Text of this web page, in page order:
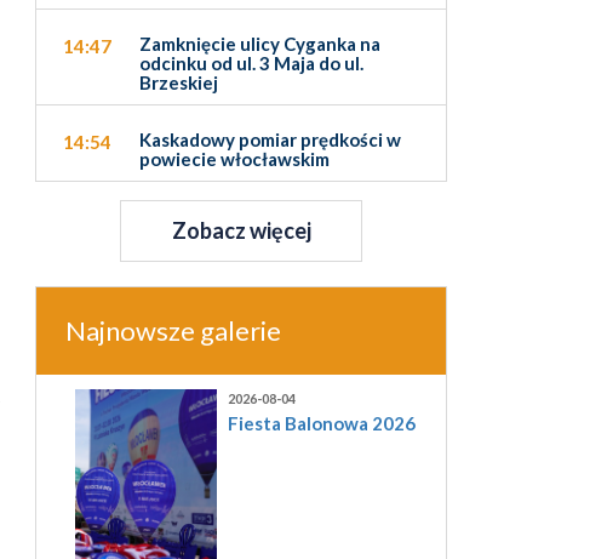
14:47
Zamknięcie ulicy Cyganka na
odcinku od ul. 3 Maja do ul.
Brzeskiej
14:54
Kaskadowy pomiar prędkości w
powiecie włocławskim
Zobacz więcej
Najnowsze galerie
2026-08-04
Fiesta Balonowa 2026